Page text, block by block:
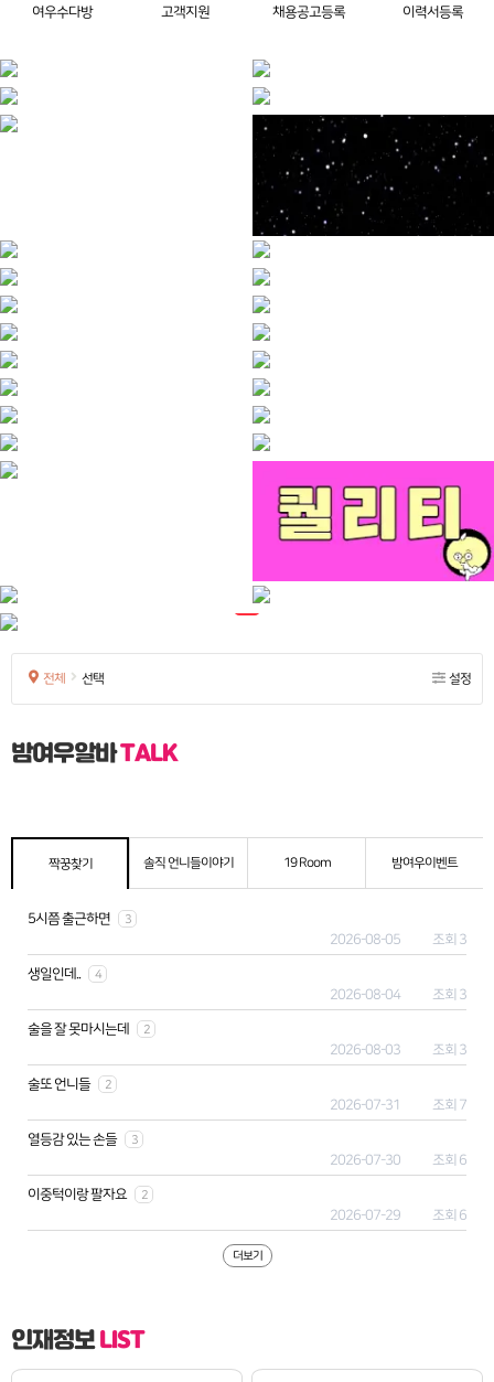
여우수다방 고객지원 채용공고등록 이력서등록
전체 선택 설정
밤여우알바TALK
짝꿍찾기 솔직 언니들이야기 19 Room 밤여우이벤트
5시쯤 출근하면 3
조회 3
2026-08-05
생일인데.. 4
조회 3
2026-08-04
술을 잘 못마시는데 2
조회 3
2026-08-03
술또 언니들 2
조회 7
2026-07-31
열등감 있는 손들 3
조회 6
2026-07-30
이중턱이랑 팔자요 2
조회 6
2026-07-29
더보기
인재정보LIST